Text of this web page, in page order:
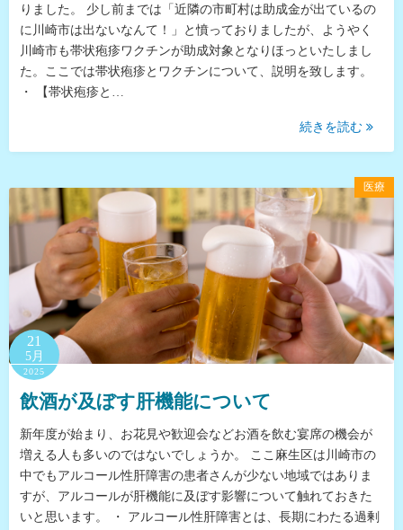
りました。 少し前までは「近隣の市町村は助成金が出ているの
に川崎市は出ないなんて！」と憤っておりましたが、ようやく
川崎市も帯状疱疹ワクチンが助成対象となりほっといたしまし
た。ここでは帯状疱疹とワクチンについて、説明を致します。
・ 【帯状疱疹と…
続きを読む
医療
21
5月
2025
飲酒が及ぼす肝機能について
新年度が始まり、お花見や歓迎会などお酒を飲む宴席の機会が
増える人も多いのではないでしょうか。 ここ麻生区は川崎市の
中でもアルコール性肝障害の患者さんが少ない地域ではありま
すが、アルコールが肝機能に及ぼす影響について触れておきた
いと思います。 ・ アルコール性肝障害とは、長期にわたる過剰